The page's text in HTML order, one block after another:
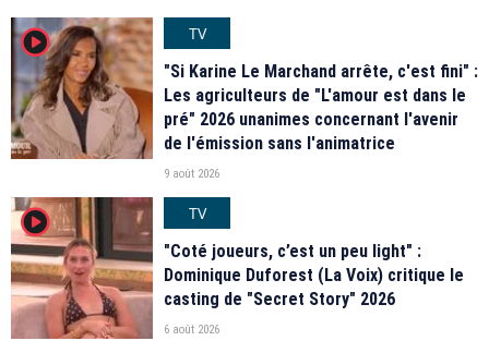
player2
TV
"Si Karine Le Marchand arrête, c'est fini" :
Les agriculteurs de "L'amour est dans le
pré" 2026 unanimes concernant l'avenir
de l'émission sans l'animatrice
9 août 2026
player2
TV
"Coté joueurs, c’est un peu light" :
Dominique Duforest (La Voix) critique le
casting de "Secret Story" 2026
6 août 2026